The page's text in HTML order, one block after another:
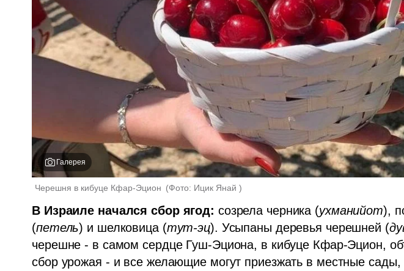
Галерея
Черешня в кибуце Кфар-Эцион (Фото: Ицик Янай )
В Израиле начался сбор ягод: созрела черника (ухманийот),
(петель) и шелковица (тут-эц). Усыпаны деревья черешней (
черешне - в самом сердце Гуш-Эциона, в кибуце Кфар-Эцион,
сбор урожая - и все желающие могут приезжать в местные сады,